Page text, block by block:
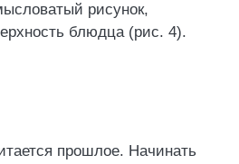
рисунок,
блюдца (рис. 4).
прошлое. Начинать